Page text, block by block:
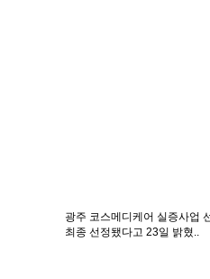
광주 코스메디케어 실증사업
최종 선정됐다고 23일 밝혔..